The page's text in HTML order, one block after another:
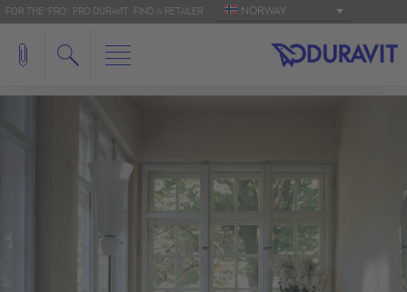
FOR THE 'PRO': PRO.DURAVIT FIND A RETAILER NORWAY